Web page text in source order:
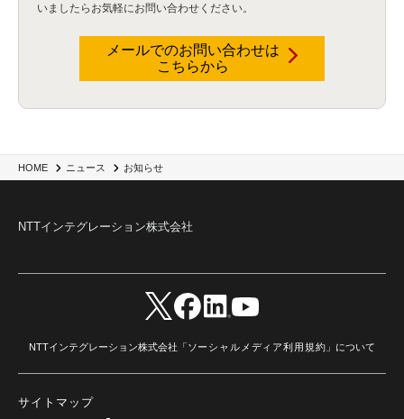
HOME ニュース お知らせ
いましたらお気軽にお問い合わせください。
メールでのお問い合わせは
こちらから
NTTインテグレーション株式会社
NTTインテグレーション株式会社「ソーシャルメディア利用規約 」について
サイトマップ